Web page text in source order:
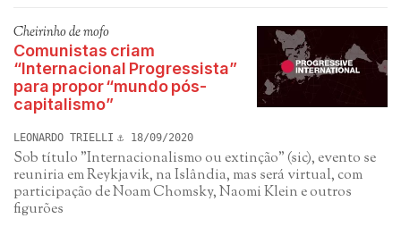
Cheirinho de mofo
Comunistas criam
“Internacional Progressista”
para propor “mundo pós-
capitalismo”
LEONARDO TRIELLI 18/09/2020
Sob título "Internacionalismo ou extinção" (sic), evento se
reuniria em Reykjavik, na Islândia, mas será virtual, com
participação de Noam Chomsky, Naomi Klein e outros
figurões